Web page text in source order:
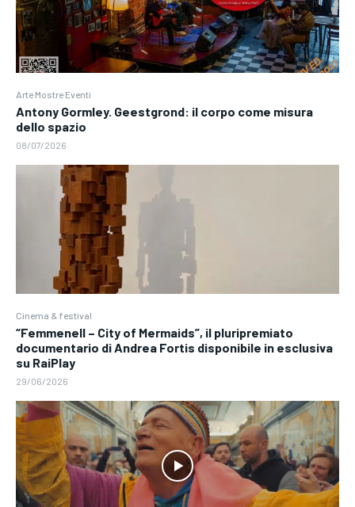
Arte Mostre Eventi
Antony Gormley. Geestgrond: il corpo come misura
dello spazio
08/07/2026
Cinema & festival
“Femmenell – City of Mermaids”, il pluripremiato
documentario di Andrea Fortis disponibile in esclusiva
su RaiPlay
29/06/2026